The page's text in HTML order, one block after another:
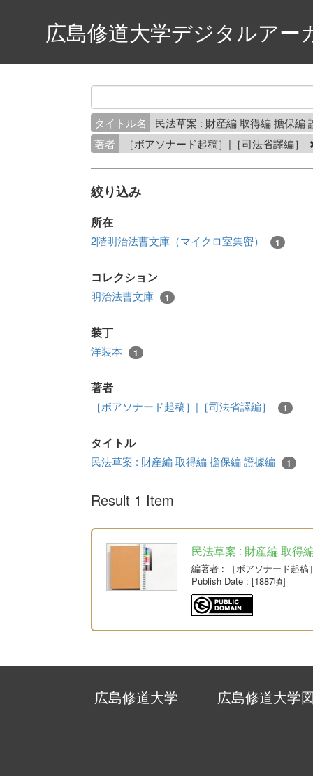
広島修道大学デジタルアー
タイトル名
民法草案 : 財産編 取得編 擔保編
著者
［ボアソナード起稿］|［司法省譯編］
絞り込み
所在
2階明治法曹文庫（マイクロ室集密） 1
コレクション
明治法曹文庫 1
装丁
洋装本 1
著者
［ボアソナード起稿］|［司法省譯編］ 1
タイトル
民法草案 : 財産編 取得編 擔保編 證據編 1
Result 1 Item
民法草案 : 財産編 取得
編著者 : ［ボアソナード起稿
Publish Date : [1887頃]
広島修道大学 広島修道大学